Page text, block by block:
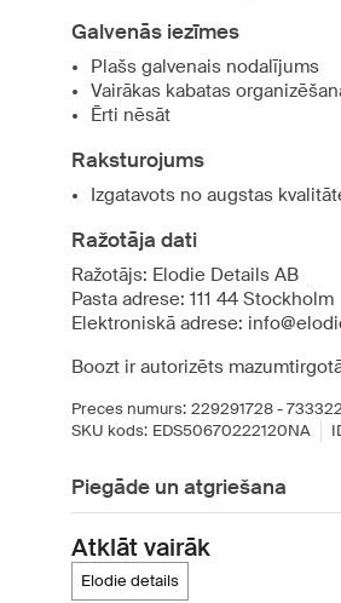
Galvenās iezīmes
Plašs galvenais nodalījums
Vairākas kabatas
Ērti nēsāt
Raksturojums
Izgatavots no augstas
Ražotāja dati
Ražotājs: Elodie Details AB
Pasta adrese: 111 44 Stockholm
Elektroniskā adrese:
Boozt ir autorizēts
Preces numurs: 229291728 -
SKU kods: EDS50670222120NA
Piegāde un atgriešana
Atklāt vairāk
elodie details